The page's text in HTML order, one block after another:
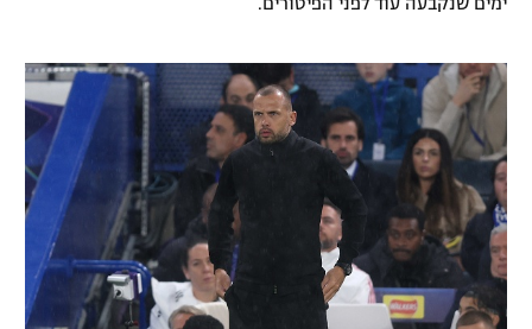
הצטרפות לחבילת הערוצים
לוח דרושים – ג'ובנט
תגיות
המגזין
ימים שנקבעה עוד לפני הפיטורים.